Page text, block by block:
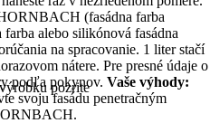
(fasádna farba
alebo silikónová fasádna
na spracovanie. 1 liter stačí
nátere. Pre presné údaje o
podľa pokynov. Vaše výhody:
svoju fasádu penetračným
pozrite